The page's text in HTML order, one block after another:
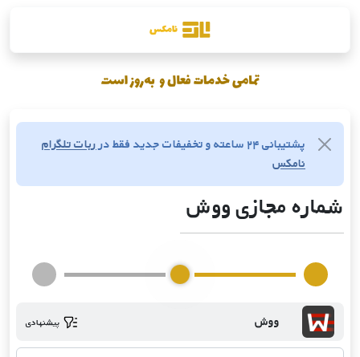
پشتیبانی ۲۴ ساعته و تخفیفات جدید فقط در
ربات تلگرام
نامکس
شماره مجازی ووش
ووش پیشنهادی